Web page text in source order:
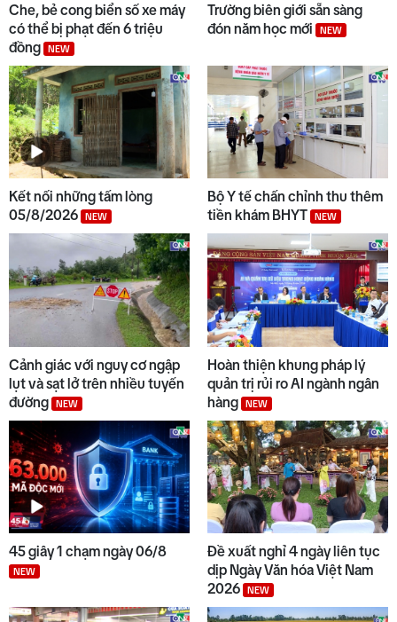
Che, bẻ cong biển số xe máy
có thể bị phạt đến 6 triệu
đồng
NEW
Trường biên giới sẵn sàng
đón năm học mới
NEW
Kết nối những tấm lòng
05/8/2026
NEW
Bộ Y tế chấn chỉnh thu thêm
tiền khám BHYT
NEW
Cảnh giác với nguy cơ ngập
lụt và sạt lở trên nhiều tuyến
đường
NEW
Hoàn thiện khung pháp lý
quản trị rủi ro AI ngành ngân
hàng
NEW
45 giây 1 chạm ngày 06/8
NEW
Đề xuất nghỉ 4 ngày liên tục
dịp Ngày Văn hóa Việt Nam
2026
NEW